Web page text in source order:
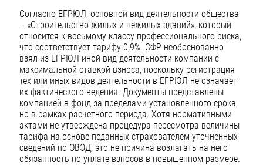
Согласно ЕГРЮЛ, основной вид деятельности общества
– «Строительство жилых и нежилых зданий», который
относится к восьмому классу профессионального риска,
что соответствует тарифу 0,9%. СФР необоснованно
взял из ЕГРЮЛ иной вид деятельности компании с
максимальной ставкой взноса, поскольку регистрация
тех или иных видов деятельности в ЕГРЮЛ не означает
их фактического ведения. Документы представлены
компанией в фонд за пределами установленного срока,
но в рамках расчетного периода. Хотя нормативными
актами не утверждена процедура пересмотра величины
тарифа на основе поданных страхователем уточненных
сведений по ОВЭД, это не причина возлагать на него
обязанность по уплате взносов в повышенном размере.